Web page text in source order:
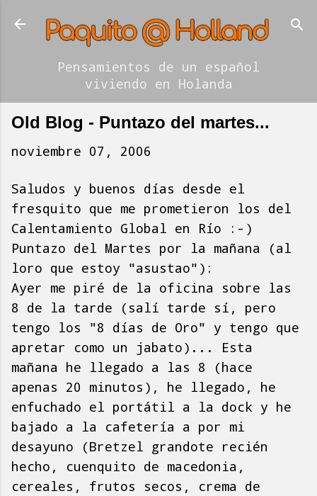
Ir al contenido principal
Pensamientos de un español
viviendo en Holanda
Old Blog - Puntazo del martes...
noviembre 07, 2006
Saludos y buenos días desde el
fresquito que me prometieron los del
Calentamiento Global en Río :-)
Puntazo del Martes por la mañana (al
loro que estoy "asustao"):
Ayer me piré de la oficina sobre las
8 de la tarde (salí tarde sí, pero
tengo los "8 días de Oro" y tengo que
apretar como un jabato)... Esta
mañana he llegado a las 8 (hace
apenas 20 minutos), he llegado, he
enfuchado el portátil a la dock y he
bajado a la cafetería a por mi
desayuno (Bretzel grandote recién
hecho, cuenquito de macedonia,
cereales, frutos secos, crema de